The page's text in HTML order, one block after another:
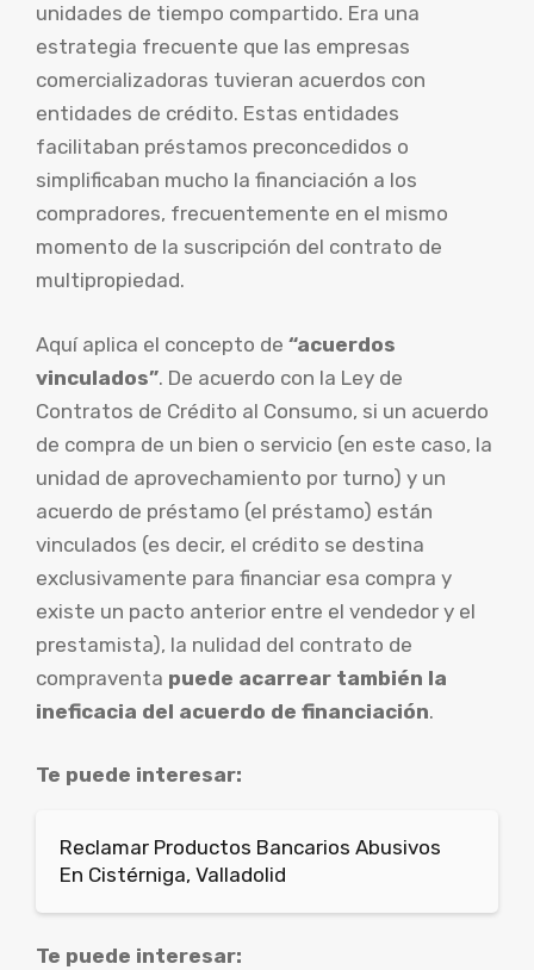
unidades de tiempo compartido. Era una
estrategia frecuente que las empresas
comercializadoras tuvieran acuerdos con
entidades de crédito. Estas entidades
facilitaban préstamos preconcedidos o
simplificaban mucho la financiación a los
compradores, frecuentemente en el mismo
momento de la suscripción del contrato de
multipropiedad.
Aquí aplica el concepto de “acuerdos
vinculados”. De acuerdo con la Ley de
Contratos de Crédito al Consumo, si un acuerdo
de compra de un bien o servicio (en este caso, la
unidad de aprovechamiento por turno) y un
acuerdo de préstamo (el préstamo) están
vinculados (es decir, el crédito se destina
exclusivamente para financiar esa compra y
existe un pacto anterior entre el vendedor y el
prestamista), la nulidad del contrato de
compraventa puede acarrear también la
ineficacia del acuerdo de financiación.
Te puede interesar:
Reclamar Productos Bancarios Abusivos
En Cistérniga, Valladolid
Te puede interesar: